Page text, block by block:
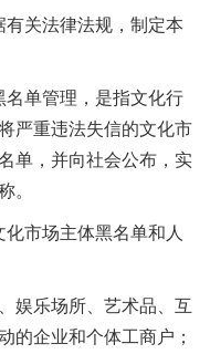
关法律法规，制定本
单管理，是指文化行
严重违法失信的文化市
单，并向社会公布，实
市场主体黑名单和人
娱乐场所、艺术品、互
的企业和个体工商户；